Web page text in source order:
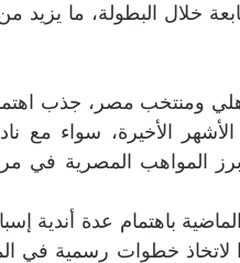
خلال البطولة، ما يزيد
مصر، جذب اهتمام
الأخيرة، سواء مع
المواهب المصرية في
باهتمام عدة أندية
لاتخاذ خطوات رسمية في